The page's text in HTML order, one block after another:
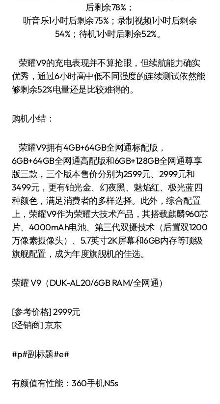
后剩余78%；
听音乐1小时后剩余75%；录制视频1小时后剩余
54%；待机1小时后剩余52%。
荣耀V9的充电表现并不算抢眼，但续航能力确实
优秀，通过6小时高中低不同强度的连续测试依然能
够剩余52%电量还是比较难得的。
购机小结：
荣耀V9拥有4GB+64GB全网通标配版，
6GB+64GB全网通高配版和6GB+128GB全网通尊享
版三款，三个版本售价分别为2599元、2999元和
3499元，更有铂光金、幻夜黑、魅焰红、极光蓝四
种颜色，满足消费者的多样选择。此外，综合配置
上，荣耀V9作为荣耀大技术产品，其搭载麒麟960芯
片、4000mAh电池、第三代双摄技术（后置双1200
万像素摄像头）、5.7英寸2K屏幕和6GB内存等顶级
旗舰配置，成为年度旗舰机的佳选。
荣耀 V9（DUK-AL20/6GB RAM/全网通）
[参考价格] 2999元
[经销商] 京东
#p#副标题#e#
有颜值有性能：360手机N5s